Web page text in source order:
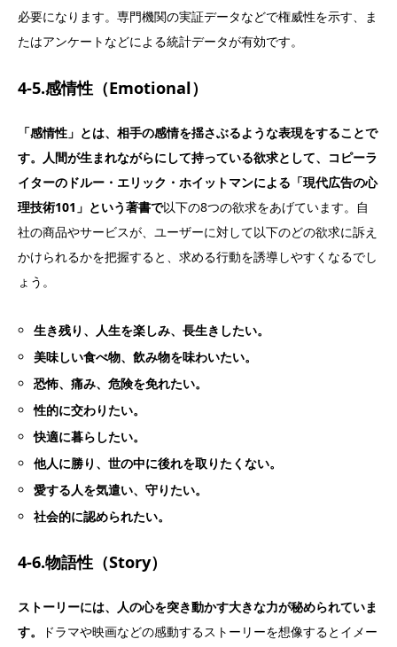
必要になります。専門機関の実証データなどで権威性を示す、ま
たはアンケートなどによる統計データが有効です。
4-5.感情性（Emotional）
「感情性」とは、相手の感情を揺さぶるような表現をすることで
す。人間が生まれながらにして持っている欲求として、コピーラ
イターのドルー・エリック・ホイットマンによる「現代広告の心
理技術101」という著書で以下の8つの欲求をあげています。自
社の商品やサービスが、ユーザーに対して以下のどの欲求に訴え
かけられるかを把握すると、求める行動を誘導しやすくなるでし
ょう。
生き残り、人生を楽しみ、長生きしたい。
美味しい食べ物、飲み物を味わいたい。
恐怖、痛み、危険を免れたい。
性的に交わりたい。
快適に暮らしたい。
他人に勝り、世の中に後れを取りたくない。
愛する人を気遣い、守りたい。
社会的に認められたい。
4-6.物語性（Story）
ストーリーには、人の心を突き動かす大きな力が秘められていま
す。
ドラマや映画などの感動するストーリーを想像するとイメー